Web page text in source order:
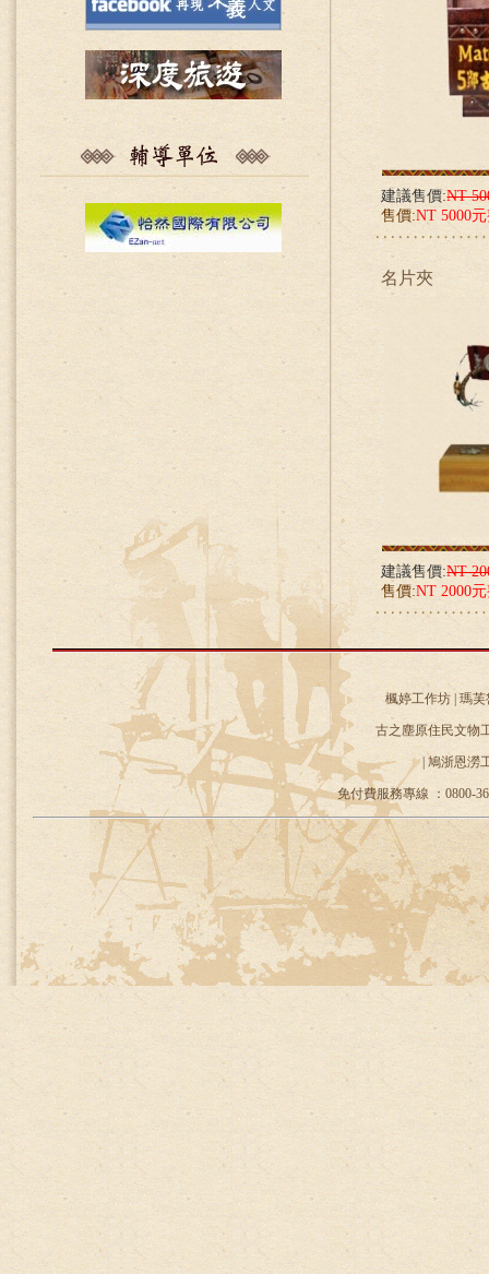
建議售價:NT
售價:NT 5000
名片夾
建議售價:NT
售價:NT 2000
楓婷工作坊 | 瑪芙
古之塵原住民文物
| 鳩浙恩澇
免付費服務專線 ：0800-